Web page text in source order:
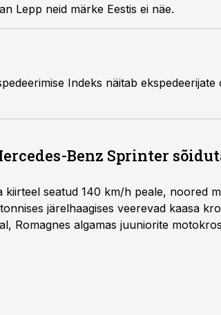
Lepp neid märke Eestis ei näe.
Indeks näitab ekspedeerijate
Benz Sprinter
kiirteel seatud 140 km/h peale, noored
järelhaagises veerevad kaasa
Romagnes algamas juuniorite